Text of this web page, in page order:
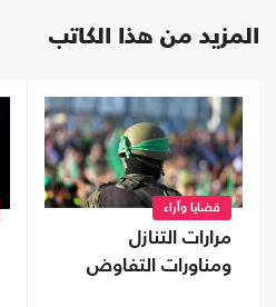
المزيد من هذا الكاتب
قضايا وآراء
مرارات التنازل
ومناورات التفاوض